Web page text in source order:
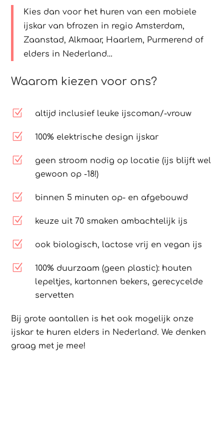
Kies dan voor het huren van een mobiele
ijskar van bfrozen in regio Amsterdam,
Zaanstad, Alkmaar, Haarlem, Purmerend of
elders in Nederland…
Waarom kiezen voor ons?
Z altijd inclusief leuke ijscoman/-vrouw
Z 100% elektrische design ijskar
Z
geen stroom nodig op locatie (ijs blijft wel
gewoon op -18!)
Z binnen 5 minuten op- en afgebouwd
Z keuze uit 70 smaken ambachtelijk ijs
Z ook biologisch, lactose vrij en vegan ijs
Z
100% duurzaam (geen plastic): houten
lepeltjes, kartonnen bekers, gerecycelde
servetten
Bij grote aantallen is het ook mogelijk onze
ijskar te huren elders in Nederland. We denken
graag met je mee!